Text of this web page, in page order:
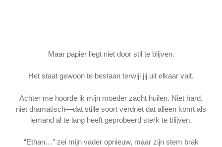
Maar papier liegt niet door stil te blijven.
Het staat gewoon te bestaan terwijl jij uit elkaar valt.
Achter me hoorde ik mijn moeder zacht huilen. Niet hard,
niet dramatisch—dat stille soort verdriet dat alleen komt als
iemand al te lang heeft geprobeerd sterk te blijven.
“Ethan…” zei mijn vader opnieuw, maar zijn stem brak